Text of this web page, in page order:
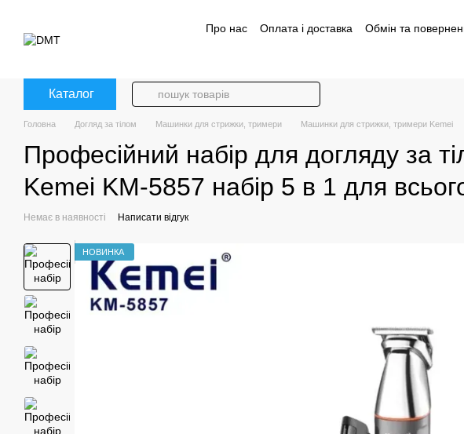
Про нас
Оплата і доставка Обмін та
Каталог
Головна Догляд за тілом Машинки для стрижки, тримери Машинки для стрижки, тримери Kemei
Професійний набір для догляду за
Kemei KM-5857 набір 5 в 1 для
Немає в наявності Написати відгук
НОВИНКА